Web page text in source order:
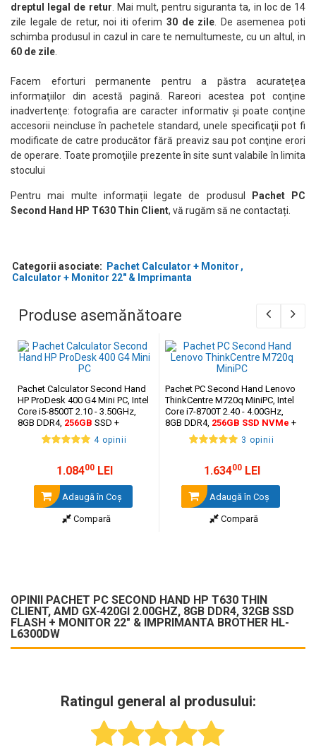
dreptul legal de retur . Mai mult, pentru siguranta ta, in loc de 14
zile legale de retur, noi iti oferim30 de zile . De asemenea poti
schimba produsul in cazul in care te nemultumeste, cu un altul, in
60 de zile
Facem eforturi permanente pentru a păstra acurateţea
informaţiilor din acestă pagină. Rareori acestea pot conţine
inadvertenţe: fotografia are caracter informativ şi poate conţine
accesorii neincluse în pachetele standard, unele specificaţii pot fi
modificate de catre producător fără preaviz sau pot conţine erori
de operare. Toate promoţiile prezente în site sunt valabile în limita
stocului
Pentru mai multe informații legate de produsul Pachet PC
Second Hand HP T630 Thin Client, vă rugăm să ne contactați.
Categorii asociate: Pachet Calculator + Monitor
Calculator + Monitor 22" & Imprimanta
Produse asemănătoare
Pachet Calculator Second Hand
HP ProDesk 400 G4 Mini PC, Intel
Core i5-8500T 2.10 - 3.50GHz,
8GB DDR4, 256GB SSD +
Monitor 22"
4 opinii
1.08400LEI
Adaugă în Coş
Compară
Pachet PC Second Hand Lenovo
ThinkCentre M720q MiniPC, Intel
Core i7-8700T 2.40 - 4.00GHz,
8GB DDR4, 256GB SSD NVMe +
Monitor 22" + cadou tastatura si
mouse OptimX Pro KM500
3 opinii
1.63400LEI
Adaugă în Coş
Compară
OPINII PACHET PC SECOND HAND HP T630 THIN
CLIENT, AMD GX-420GI 2.00GHZ, 8GB DDR4, 32GB SSD
FLASH + MONITOR 22" & IMPRIMANTA BROTHER HL-
L6300DW
Ratingul general al produsului: